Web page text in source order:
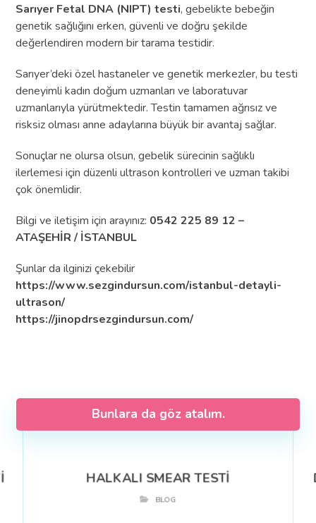
Sarıyer Fetal DNA (NIPT) testi, gebelikte bebeğin
genetik sağlığını erken, güvenli ve doğru şekilde
değerlendiren modern bir tarama testidir.
Sarıyer’deki özel hastaneler ve genetik merkezler, bu testi
deneyimli kadın doğum uzmanları ve laboratuvar
uzmanlarıyla yürütmektedir. Testin tamamen ağrısız ve
risksiz olması anne adaylarına büyük bir avantaj sağlar.
Sonuçlar ne olursa olsun, gebelik sürecinin sağlıklı
ilerlemesi için düzenli ultrason kontrolleri ve uzman takibi
çok önemlidir.
Bilgi ve iletişim için arayınız: 0542 225 89 12 –
ATAŞEHİR / İSTANBUL
Şunlar da ilginizi çekebilir
https://www.sezgindursun.com/istanbul-detayli-
ultrason/
https://jinopdrsezgindursun.com/
Bunlara da göz atalım.
HALKALI SMEAR TESTİ
BLOG